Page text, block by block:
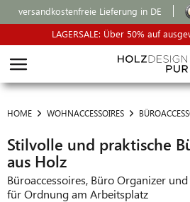
versandkostenfreie Lieferung in DE
LAGERSALE: Über 50% auf
HOME WOHNACCESSOIRES
Stilvolle und praktische
aus Holz
Büroaccessoires, Büro Organizer
für Ordnung am Arbeitsplatz